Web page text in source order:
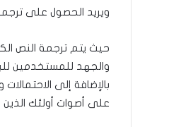
ويريد الحصول على
حيث يتم ترجمة النص
والجهد للمستخدمين
بالإضافة إلى
على أصوات أولئك